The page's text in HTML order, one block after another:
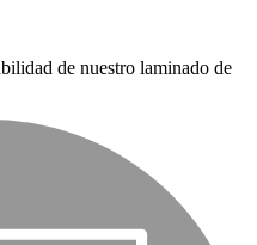
de nuestro laminado de